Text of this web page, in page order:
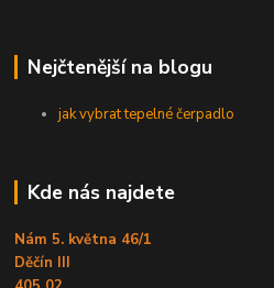
Nejčtenější na blogu
jak vybrat tepelné čerpadlo
Kde nás najdete
Nám 5. května 46/1
Děčín III